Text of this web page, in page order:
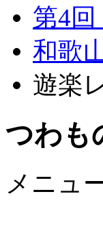
第4
和歌
遊楽
つわも
メニュ